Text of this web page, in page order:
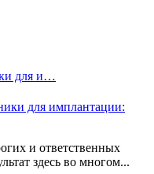
для и…
и ответственных
здесь во многом...